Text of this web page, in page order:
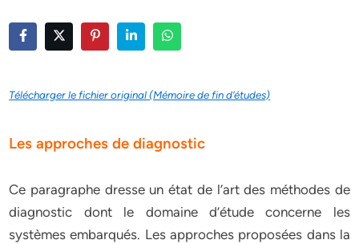
Télécharger le fichier original (Mémoire de fin d’études)
Les approches de diagnostic
Ce paragraphe dresse un état de l’art des méthodes de
diagnostic dont le domaine d’étude concerne les
systèmes embarqués. Les approches proposées dans la